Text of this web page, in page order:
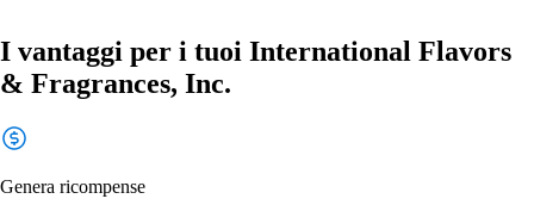
I vantaggi per i tuoi International Flavors
& Fragrances, Inc.
Genera ricompense